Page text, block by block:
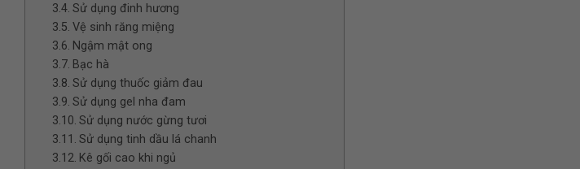
Sử dụng đinh hương
Vệ sinh răng miệng
Ngậm mật ong
Bạc hà
Sử dụng thuốc giảm đau
Sử dụng gel nha đam
Sử dụng nước gừng tươi
Sử dụng tinh dầu lá chanh
Kê gối cao khi ngủ